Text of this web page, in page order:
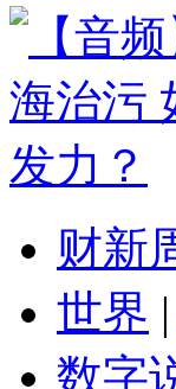
财新
世界 |
数字